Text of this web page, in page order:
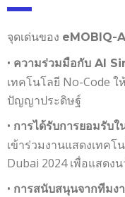
จุดเด่นของ eMOBIQ-
• ความร่วมมือกับ AI
เทคโนโลยี No-Code
ปัญญาประดิษฐ์
• การได้รับการยอมรับใ
เข้าร่วมงานแสดงเทคโ
Dubai 2024 เพื่อแสดง
• การสนับสนุนจากทีมง